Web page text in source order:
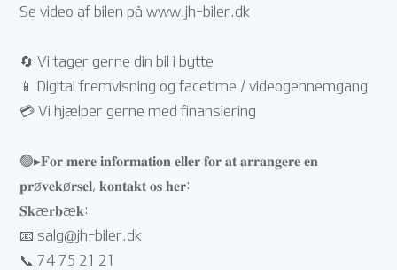
Se video af bilen på www.jh-biler.dk
🔄 Vi tager gerne din bil i bytte
📱 Digital fremvisning og facetime / videogennemgang
💳 Vi hjælper gerne med finansiering
🟢▸𝐅𝐨𝐫 𝐦𝐞𝐫𝐞 𝐢𝐧𝐟𝐨𝐫𝐦𝐚𝐭𝐢𝐨𝐧 𝐞𝐥𝐥𝐞𝐫 𝐟𝐨𝐫 𝐚𝐭 𝐚𝐫𝐫𝐚𝐧𝐠𝐞𝐫𝐞 𝐞𝐧
𝐩𝐫ø𝐯𝐞𝐤ø𝐫𝐬𝐞𝐥, 𝐤𝐨𝐧𝐭𝐚𝐤𝐭 𝐨𝐬 𝐡𝐞𝐫:
𝐒𝐤æ𝐫𝐛æ𝐤:
📧 salg@jh-biler.dk
📞 74 75 21 21